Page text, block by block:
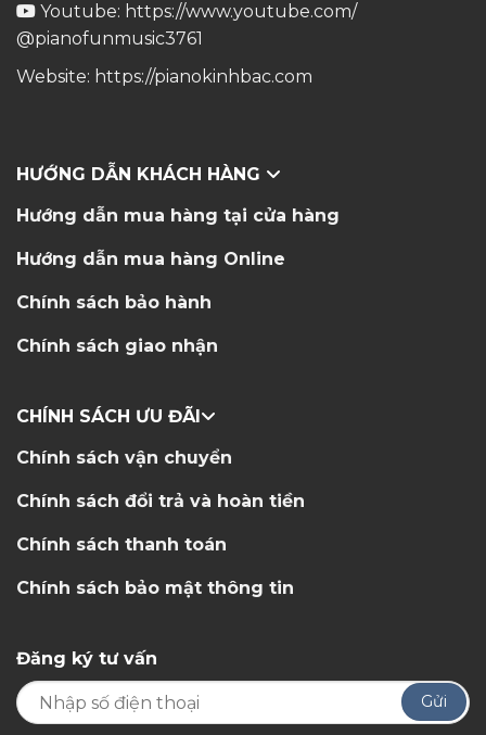
Youtube: https://www.youtube.com/
@pianofunmusic3761
Website: https://pianokinhbac.com
HƯỚNG DẪN KHÁCH HÀNG
Hướng dẫn mua hàng tại cửa hàng
Hướng dẫn mua hàng Online
Chính sách bảo hành
Chính sách giao nhận
CHÍNH SÁCH ƯU ĐÃI
Chính sách vận chuyển
Chính sách đổi trả và hoàn tiền
Chính sách thanh toán
Chính sách bảo mật thông tin
Đăng ký tư vấn